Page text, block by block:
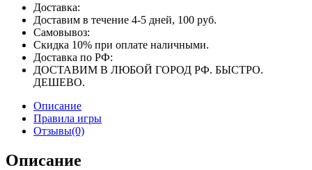
Доставка:
Доставим в течение 4-5 дней, 100 руб.
Самовывоз:
Скидка 10% при оплате наличными.
Доставка по РФ:
ДОСТАВИМ В ЛЮБОЙ ГОРОД РФ. БЫСТРО.
ДЕШЕВО.
Описание
Правила игры
Отзывы(0)
Описание